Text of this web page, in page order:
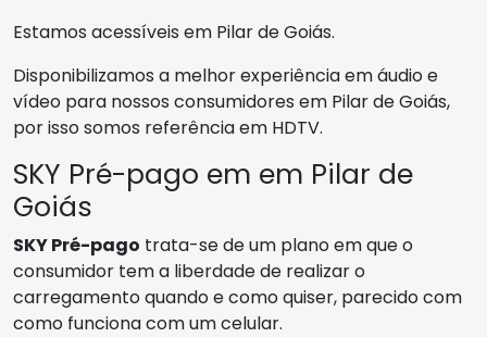
Estamos acessíveis em Pilar de Goiás.
Disponibilizamos a melhor experiência em áudio e
vídeo para nossos consumidores em Pilar de Goiás,
por isso somos referência em HDTV.
SKY Pré-pago em em Pilar de
Goiás
SKY Pré-pago trata-se de um plano em que o
consumidor tem a liberdade de realizar o
carregamento quando e como quiser, parecido com
como funciona com um celular.